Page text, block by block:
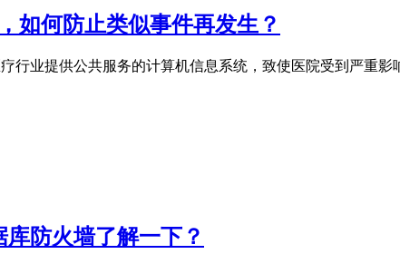
如何防止类似事件再发生？
行业提供公共服务的计算机信息系统，致使医院受到严重
防火墙了解一下？